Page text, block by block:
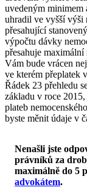
uvedeným minimem
uhradil ve vyšší výši
přesahující
výpočtu dávky
přesahuje maximální
Vám bude vrácen
ve kterém přeplatek
Řádek 23 přehledu
základu v roce
plateb
byste měnit údaje v
Nenašli jste
právníků za
maximálně do 5
advokátem.